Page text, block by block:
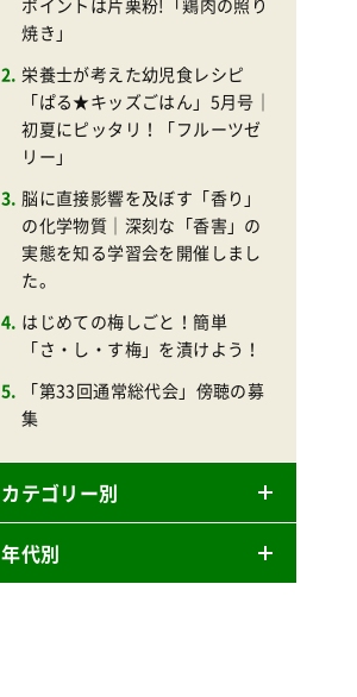
ポイントは片栗粉!「鶏肉の照り
焼き」
栄養士が考えた幼児食レシピ
「ぱる★キッズごはん」5月号｜
初夏にピッタリ！「フルーツゼ
リー」
脳に直接影響を及ぼす「香り」
の化学物質｜深刻な「香害」の
実態を知る学習会を開催しまし
た。
はじめての梅しごと！簡単
「さ・し・す梅」を漬けよう！
「第33回通常総代会」傍聴の募
集
カテゴリー別
ニュースリリース
年代別